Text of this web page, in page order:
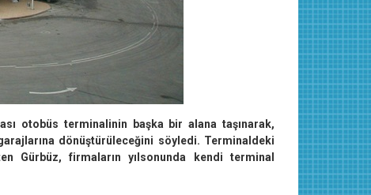
otobüs terminalinin başka bir alana taşınarak,
dönüştürüleceğini söyledi. Terminaldeki
Gürbüz, firmaların yılsonunda kendi terminal